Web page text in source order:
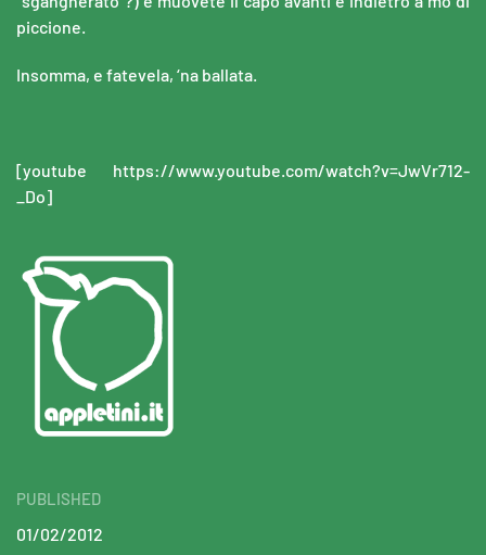
piccione.
Insomma, e fatevela, ‘na ballata.
[youtube https://www.youtube.com/watch?v=JwVr712-
_Do]
PUBLISHED
01/02/2012